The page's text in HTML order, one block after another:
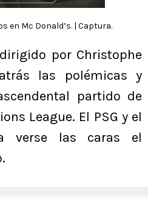
en Mc Donald’s. | Captura.
por Christophe
las polémicas y
partido de
League. El PSG y el
verse las caras el